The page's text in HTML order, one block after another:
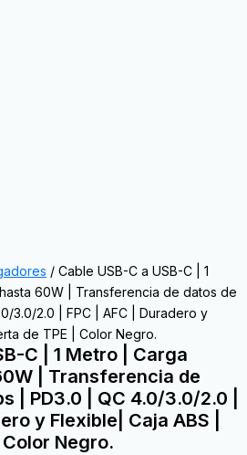
/ Cable USB-C a USB-C | 1
60W | Transferencia de datos de
3.0/2.0 | FPC | AFC | Duradero y
de TPE | Color Negro.
C | 1 Metro | Carga
| Transferencia de
| PD3.0 | QC 4.0/3.0/2.0 |
y Flexible| Caja ABS |
Negro.